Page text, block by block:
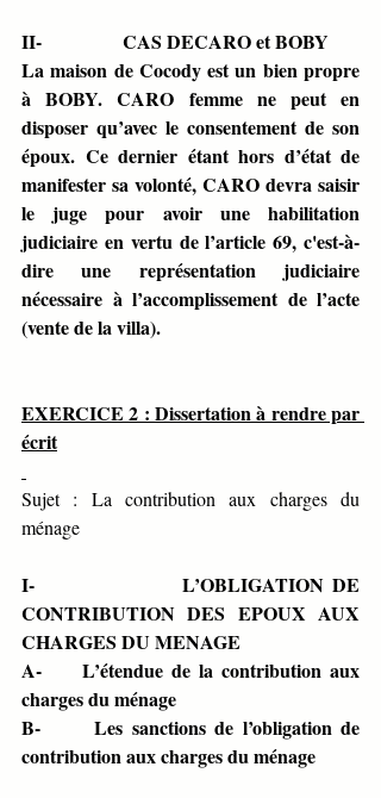
II-                 CAS DECARO et BOBY
La maison de Cocody est un bien propre
à BOBY. CARO femme ne peut en
disposer qu’avec le consentement de son
époux. Ce dernier étant hors d’état de
manifester sa volonté, CARO devra saisir
le juge pour avoir une habilitation
judiciaire en vertu de l’article 69, c'est-à-
dire une représentation judiciaire
nécessaire à l’accomplissement de l’acte
(vente de la villa).
EXERCICE 2 : Dissertation à rendre par
écrit
Sujet : La contribution aux charges du
ménage
I-                   L’OBLIGATION DE
CONTRIBUTION DES EPOUX AUX
CHARGES DU MENAGE
A-     L’étendue de la contribution aux
charges du ménage
B-      Les sanctions de l’obligation de
contribution aux charges du ménage